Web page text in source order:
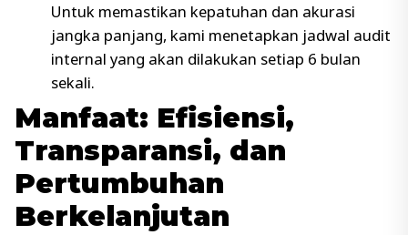
Untuk memastikan kepatuhan dan akurasi
jangka panjang, kami menetapkan jadwal audit
internal yang akan dilakukan setiap 6 bulan
sekali.
Manfaat: Efisiensi,
Transparansi, dan
Pertumbuhan
Berkelanjutan